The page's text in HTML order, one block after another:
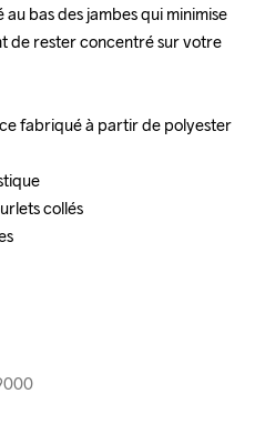
bas des jambes qui minimise
de rester concentré sur votre
fabriqué à partir de polyester
collés
bas des jambes qui minimise
de rester concentré sur votre
fabriqué à partir de polyester
collés